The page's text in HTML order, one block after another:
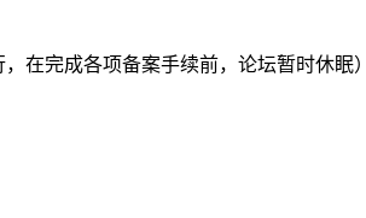
在完成各项备案手续前，论坛暂时休眠